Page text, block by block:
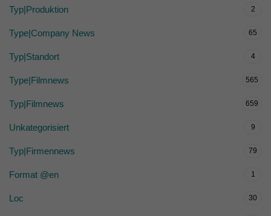
Typ|Produktion 2
Type|Company News 65
Typ|Standort 4
Type|Filmnews 565
Typ|Filmnews 659
Unkategorisiert 9
Typ|Firmennews 79
Format @en 1
Loc 30